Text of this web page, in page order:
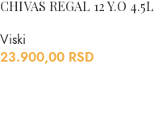
CHIVAS REGAL 12 Y.O 4.5L
Viski
23.900,00 RSD